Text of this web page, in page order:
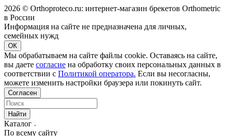
2026 © Orthoproteco.ru: интернет-магазин брекетов Orthometric
в России
Информация на сайте не предназначена для личных,
семейных нужд
ОК
Мы обрабатываем на сайте файлы cookie. Оставаясь на сайте,
вы даете согласие на обработку своих персональных данных в
соответствии с Политикой оператора. Если вы несогласны,
можете изменить настройки браузера или покинуть сайт.
Согласен
Найти
Каталог
По всему сайту